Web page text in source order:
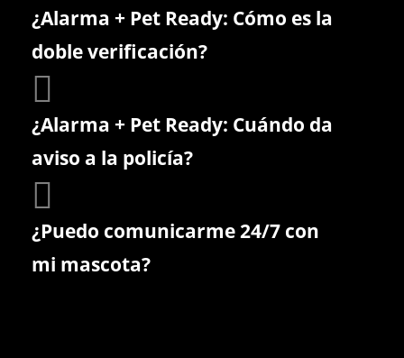
¿Alarma + Pet Ready: Cómo es la
doble verificación?
¿Alarma + Pet Ready: Cuándo da
aviso a la policía?
¿Puedo comunicarme 24/7 con
mi mascota?